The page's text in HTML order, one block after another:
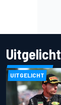
Uitgelicht
UITGELICHT